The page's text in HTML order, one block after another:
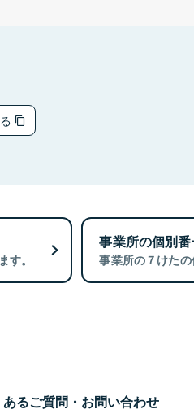
。
事業所の個別
事業所の７けたの
あるご質問・お問い合わせ